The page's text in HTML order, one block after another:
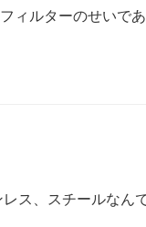
ィルターのせいで
ス、スチールなん